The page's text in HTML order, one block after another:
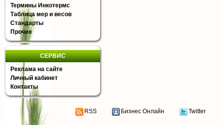
Термины Инкотермс
Таблица мер и весов
Стандарты
Прочее
СЕРВИС
Реклама на сайте
Личный кабинет
Контакты
RSS Бизнес Онлайн Twitter